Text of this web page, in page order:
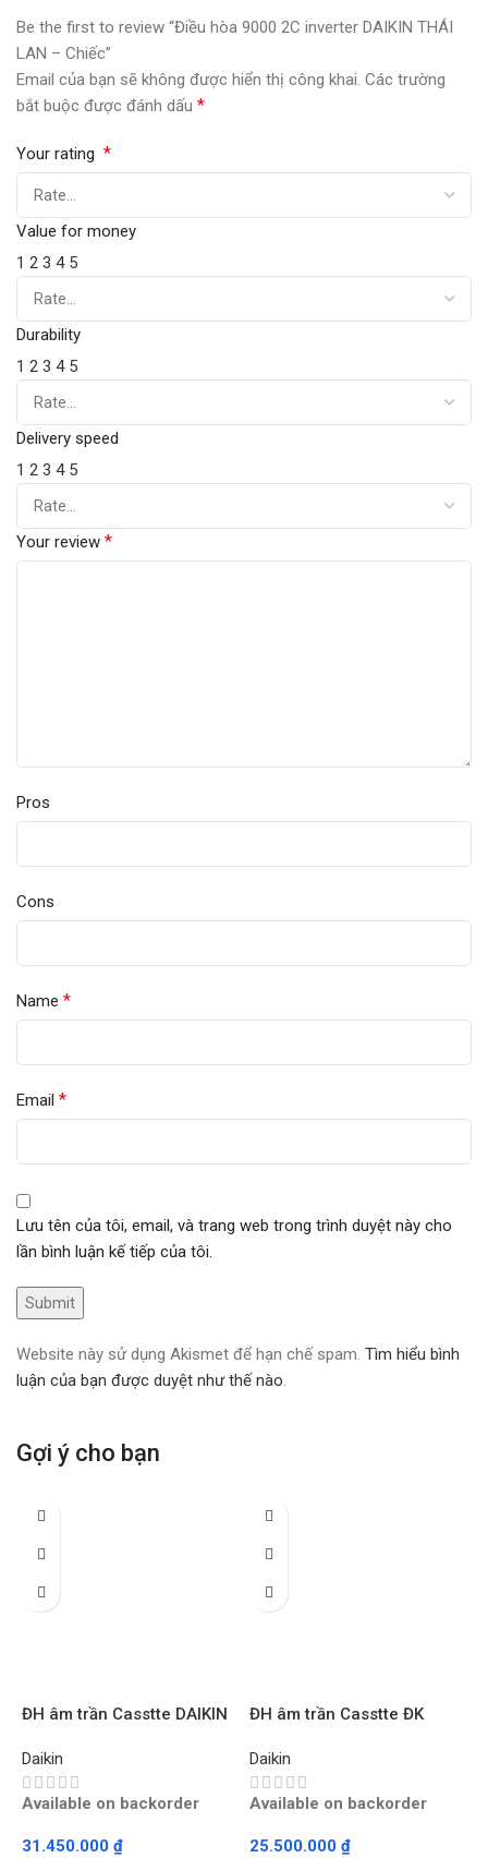
Be the first to review “Điều hòa 9000 2C inverter DAIKIN THÁI
LAN – Chiếc”
Email của bạn sẽ không được hiển thị công khai. Các trường
bắt buộc được đánh dấu *
Your rating *
Value for money
1 2 3 4 5
Durability
1 2 3 4 5
Delivery speed
1 2 3 4 5
Your review *
Pros
Cons
Name *
Email *
Lưu tên của tôi, email, và trang web trong trình duyệt này cho
lần bình luận kế tiếp của tôi.
Website này sử dụng Akismet để hạn chế spam. Tìm hiểu bình
luận của bạn được duyệt như thế nào.
Gợi ý cho bạn
ĐH âm trần Casstte DAIKIN
FCFC71DVM/RZFC71DVM-
1C INVER – Bộ
Daikin
Available on backorder
31.450.000 ₫
ĐH âm trần Casstte ĐK
FCFC50DVM/RZFC50DVM-
1C INVER – Bộ
Daikin
Available on backorder
25.500.000 ₫